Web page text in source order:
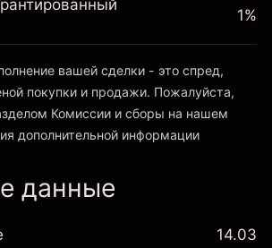
левереджа ~ $
платформу
и сборы»
1%
вашей сделки - это спред,
покупки и продажи. Пожалуйста,
Комиссии и сборы на нашем
дополнительной информации
данные
14.03